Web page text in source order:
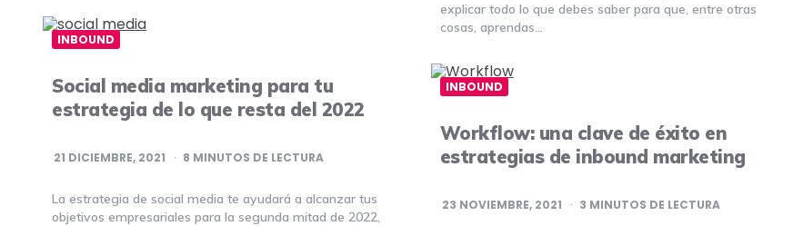
explicar todo lo que debes saber para que, entre otras
cosas, aprendas…
INBOUND
Social media marketing para tu
estrategia de lo que resta del 2022
21 DICIEMBRE, 2021 8 MINUTOS DE LECTURA
La estrategia de social media te ayudará a alcanzar tus
objetivos empresariales para la segunda mitad de 2022,
INBOUND
Workflow: una clave de éxito en
estrategias de inbound marketing
23 NOVIEMBRE, 2021 3 MINUTOS DE LECTURA